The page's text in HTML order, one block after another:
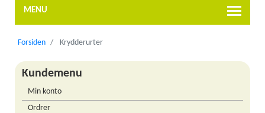
MENU
Forsiden Krydderurter
Kundemenu
Min konto
Ordrer